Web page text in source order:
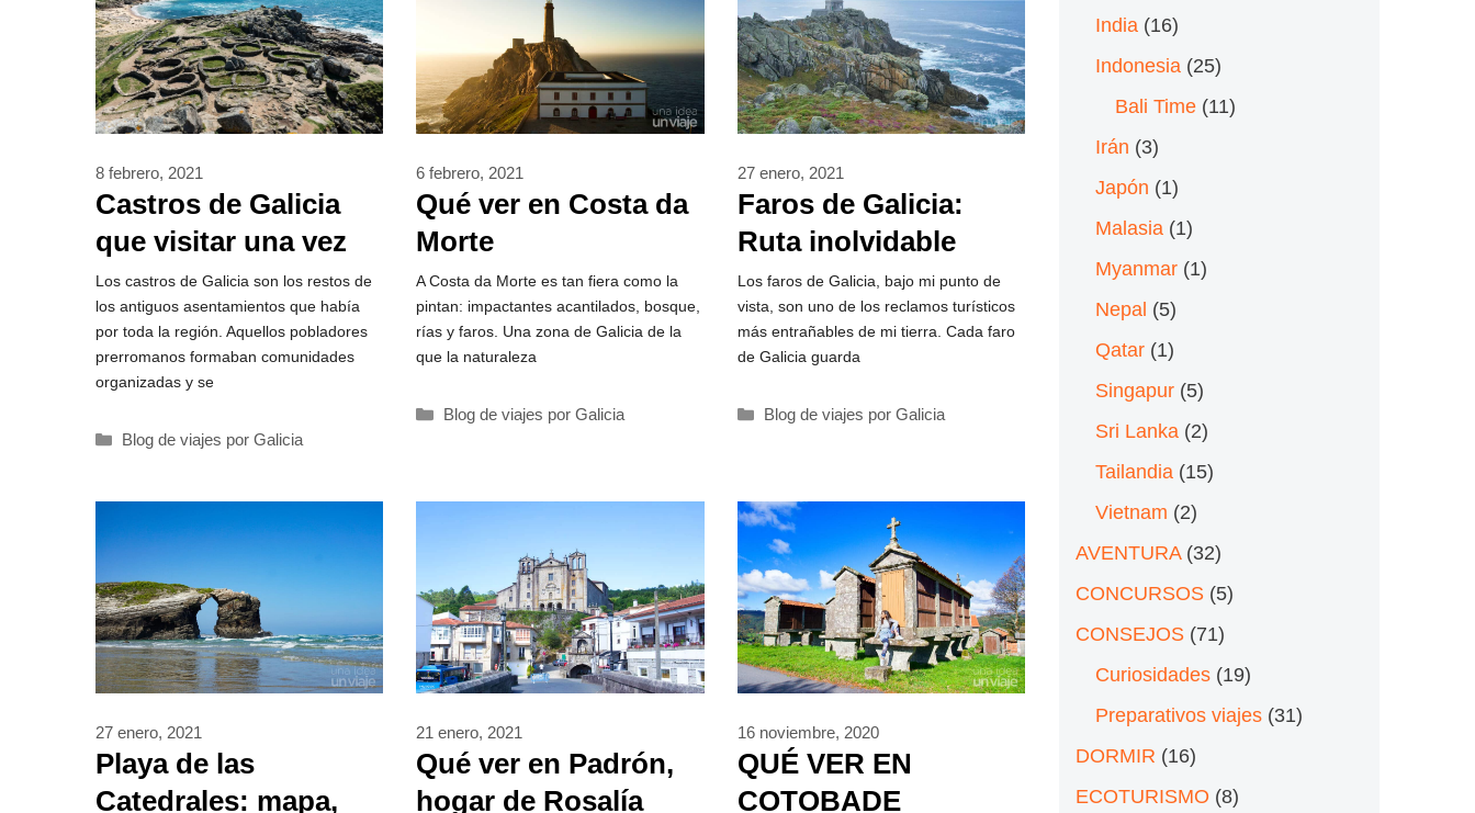
Castros de Galicia
que visitar una vez
en la vida
8 febrero, 2021
Los castros de Galicia son los restos de
los antiguos asentamientos que había
por toda la región. Aquellos pobladores
prerromanos formaban comunidades
organizadas y se
Categorías
Blog de viajes por Galicia
Qué ver en Costa da
Morte
6 febrero, 2021
A Costa da Morte es tan fiera como la
pintan: impactantes acantilados, bosque,
rías y faros. Una zona de Galicia de la
que la naturaleza
Categorías
Blog de viajes por Galicia
Faros de Galicia:
Ruta inolvidable
27 enero, 2021
Los faros de Galicia, bajo mi punto de
vista, son uno de los reclamos turísticos
más entrañables de mi tierra. Cada faro
de Galicia guarda
Categorías
Blog de viajes por Galicia
Playa de las
Catedrales: mapa,
27 enero, 2021
Qué ver en Padrón,
hogar de Rosalía
21 enero, 2021
QUÉ VER EN
COTOBADE
16 noviembre, 2020
India(16)
Indonesia(25)
Bali Time(11)
Irán (3)
Japón (1)
Malasia(1)
Myanmar(1)
Nepal (5)
Qatar(1)
Singapur(5)
Sri Lanka(2)
Tailandia(15)
Vietnam (2)
AVENTURA(32)
CONCURSOS(5)
CONSEJOS(71)
Curiosidades(19)
Preparativos viajes(31)
DORMIR (16)
ECOTURISMO (8)